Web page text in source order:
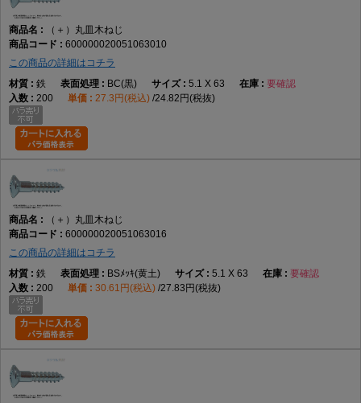
（＋）丸皿木ねじ
600000020051063010
この商品の詳細はコチラ
鉄
BC(黒) 5.1 X 63
要確認
200
27.3円(税込) 24.82円(税抜)
（＋）丸皿木ねじ
600000020051063016
この商品の詳細はコチラ
鉄
BSﾒｯｷ(黄土) 5.1 X 63
要確認
200
30.61円(税込) 27.83円(税抜)